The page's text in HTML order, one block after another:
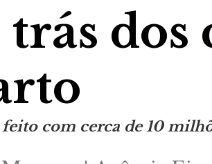
dos
com cerca de 10